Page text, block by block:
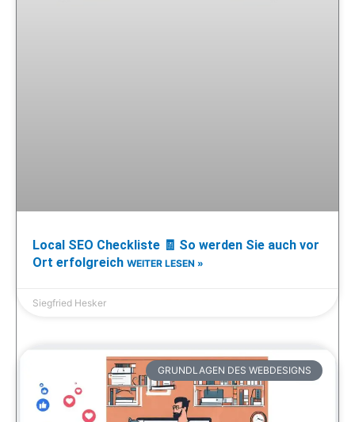
Local SEO Checkliste 🧾 So werden Sie auch vor
Ort erfolgreich WEITER LESEN »
Siegfried Hesker
GRUNDLAGEN DES WEBDESIGNS